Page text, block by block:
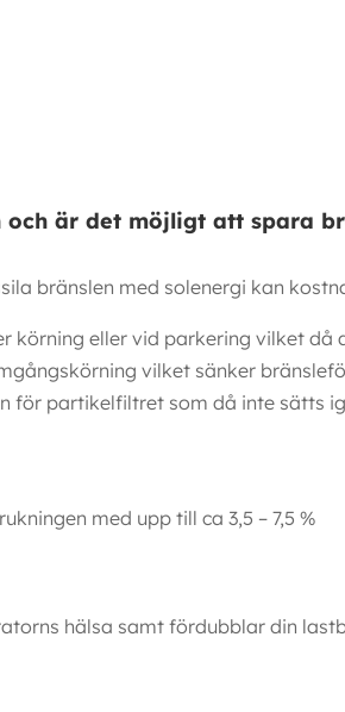
är det möjligt att spara
bränslen med solenergi kan
körning eller vid parkering vilket då
vilket sänker
för partikelfiltret som då inte sätts
med upp till ca 3,5 – 7,5 %
hälsa samt fördubblar din